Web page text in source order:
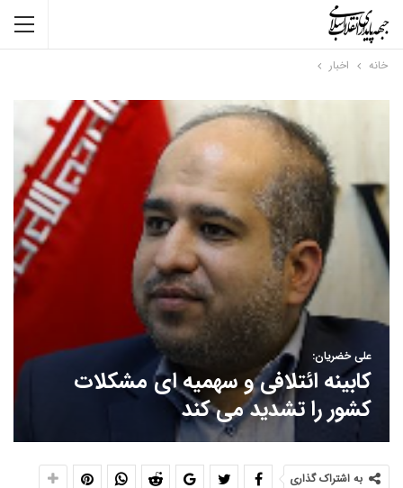
خانه اخبار
علی خضریان:
کابینه ائتلافی و سهمیه ای مشکلات
کشور را تشدید می کند
به اشتراک گذاری